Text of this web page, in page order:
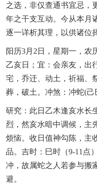
之选，非仅查通书宜忌，
年之干支互动。今从本月
逐一详析其理，以供诸位
阳历3月2日，星期一，农
乙亥日；宜：会亲友，出
宅，乔迁、动土，祈福、
葬，破土。冲煞：冲蛇(己
研究：此日乙木逢亥水长
烈，然亥水暗中调候，主
烦恼。收日值神勾陈，主
品。吉时：巳时（9-11点
冲，故属蛇之人若参与搬
避。